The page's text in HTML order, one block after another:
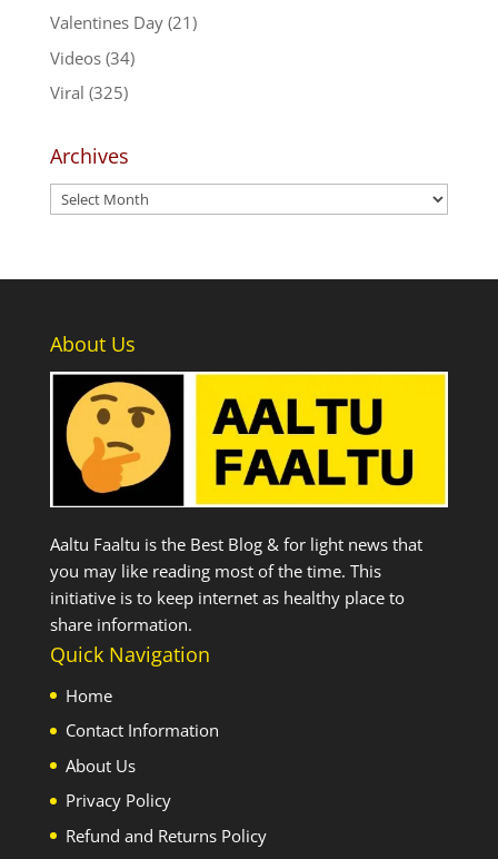
Valentines Day(21)
Videos(34)
Viral (325)
Archives
Archives
About Us
Aaltu Faaltu is the Best Blog & for light news that
you may like reading most of the time. This
initiative is to keep internet as healthy place to
share information.
Quick Navigation
Home
Contact Information
About Us
Privacy Policy
Refund and Returns Policy